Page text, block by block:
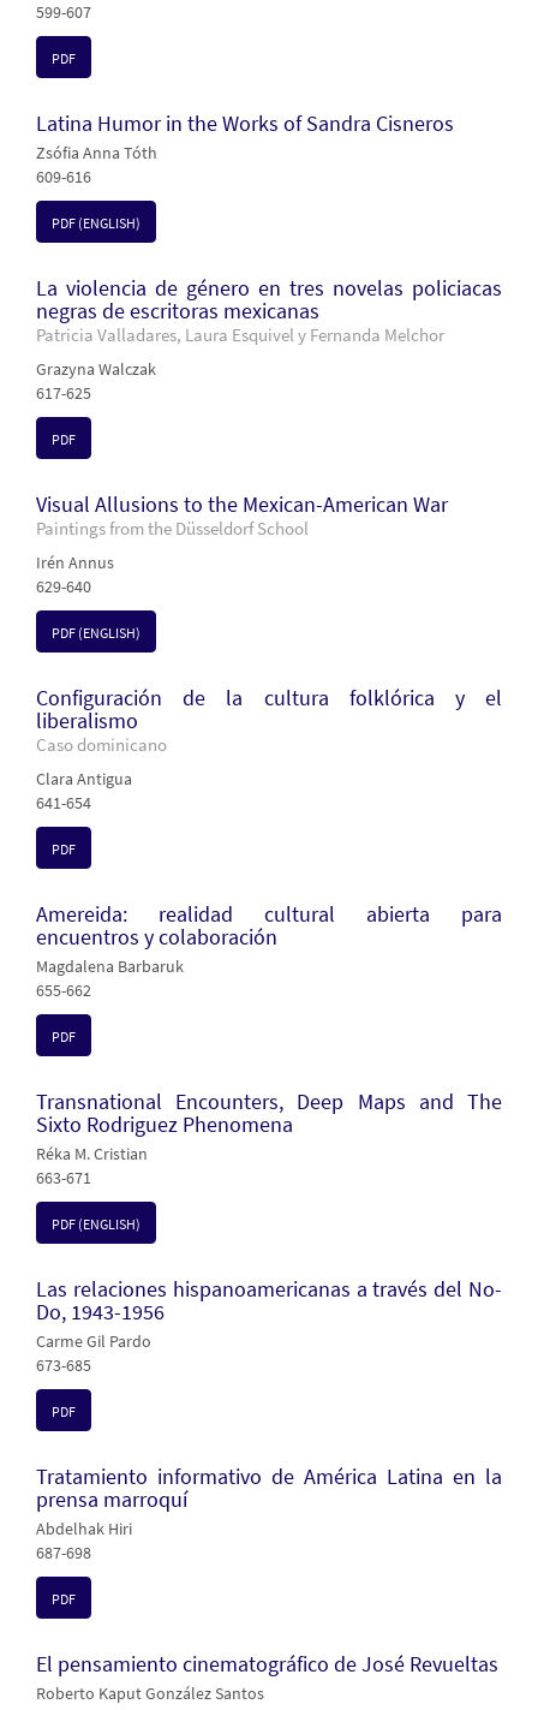
599-607
PDF
Latina Humor in the Works of Sandra Cisneros
Zsófia Anna Tóth
609-616
PDF (ENGLISH)
La violencia de género en tres novelas policiacas
negras de escritoras mexicanas
Patricia Valladares, Laura Esquivel y Fernanda Melchor
Grazyna Walczak
617-625
PDF
Visual Allusions to the Mexican-American War
Paintings from the Düsseldorf School
Irén Annus
629-640
PDF (ENGLISH)
Configuración de la cultura folklórica y el
liberalismo
Caso dominicano
Clara Antigua
641-654
PDF
Amereida: realidad cultural abierta para
encuentros y colaboración
Magdalena Barbaruk
655-662
PDF
Transnational Encounters, Deep Maps and The
Sixto Rodriguez Phenomena
Réka M. Cristian
663-671
PDF (ENGLISH)
Las relaciones hispanoamericanas a través del No-
Do, 1943-1956
Carme Gil Pardo
673-685
PDF
Tratamiento informativo de América Latina en la
prensa marroquí
Abdelhak Hiri
687-698
PDF
El pensamiento cinematográfico de José Revueltas
Roberto Kaput González Santos